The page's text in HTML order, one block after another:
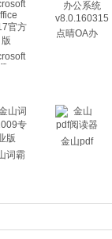
追求小为目标了，
。在使用时真正觉
。
激活，安装完成
Word、Excel、
2003是微软公
。
多电脑软件下
office
点晴OA办
词霸
金山pdf